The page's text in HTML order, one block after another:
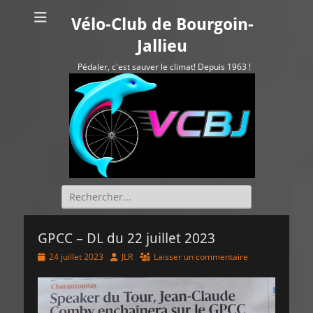
Vélo-Club de Bourgoin-
Jallieu
Pédaler, c'est sauver le climat! Depuis 1963 !
Rechercher :
GPCC – DL du 22 juillet 2023
Posted24 juillet 2023 Author
JLR Laisser un commentaire